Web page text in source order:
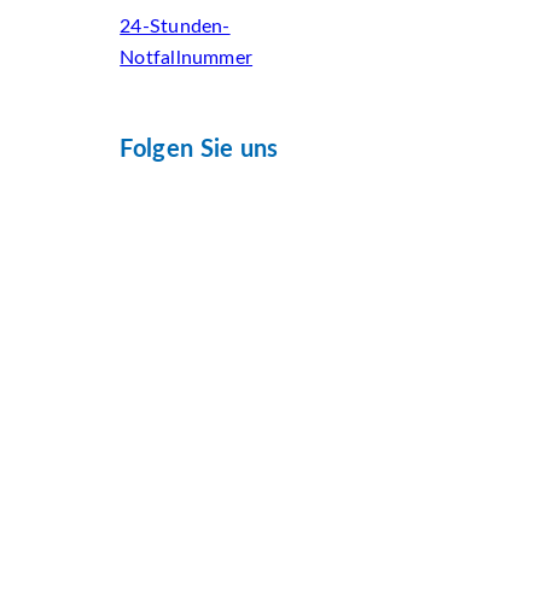
24-Stunden-
Notfallnummer
Folgen Sie uns